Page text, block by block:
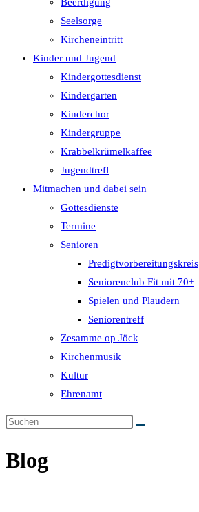
Seelsorge
Kircheneintritt
Kinder und Jugend
Kindergottesdienst
Kindergarten
Kinderchor
Kindergruppe
Krabbelkrümelkaffee
Jugendtreff
Mitmachen und dabei sein
Gottesdienste
Termine
Senioren
Predigtvorbereitungskreis
Seniorenclub Fit mit 70+
Spielen und Plaudern
Seniorentreff
Zesamme op Jöck
Kirchenmusik
Kultur
Ehrenamt
Blog